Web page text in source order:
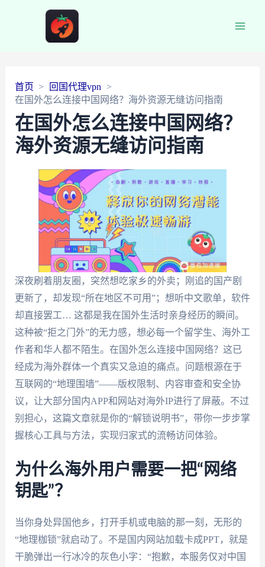
首页
回国代理vpn
在国外怎么连接中国网络？海外资源无缝访问指南
在国外怎么连接中国网络？
海外资源无缝访问指南
深夜刷着朋友圈，突然想吃家乡的外卖；刚追的国产剧
更新了，却发现“所在地区不可用”；想听中文歌单，软件
却直接罢工… 这都是我在国外生活时亲身经历的瞬间。
这种被“拒之门外”的无力感，想必每一个留学生、海外工
作者和华人都不陌生。在国外怎么连接中国网络？这已
经成为海外群体一个真实又急迫的痛点。问题根源在于
互联网的“地理围墙”——版权限制、内容审查和安全协
议，让大部分国内APP和网站对海外IP进行了屏蔽。不过
别担心，这篇文章就是你的“解锁说明书”，带你一步步掌
握核心工具与方法，实现归家式的流畅访问体验。
为什么海外用户需要一把“网络
钥匙”？
当你身处异国他乡，打开手机或电脑的那一刻，无形的
“地理枷锁”就启动了。不是国内网站加载卡成PPT，就是
干脆弹出一行冰冷的灰色小字：“抱歉，本服务仅对中国